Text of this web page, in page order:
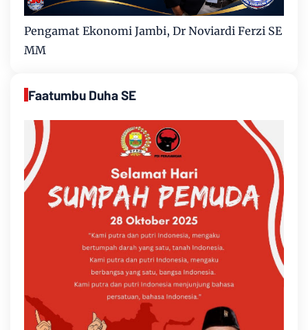
Pengamat Ekonomi Jambi, Dr Noviardi Ferzi SE
MM
Faatumbu Duha SE